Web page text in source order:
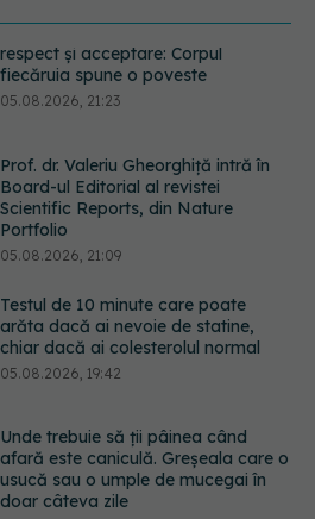
Prof. dr. Valeriu Gheorghiță intră în
Board-ul Editorial al revistei
05.08.2026, 21:09
Testul de 10 minute care poate
chiar dacă ai colesterolul normal
Unde trebuie să ții pâinea când
afară este caniculă. Greșeala care o
05.08.2026, 18:33
Primele 5 semne ale bolii Parkinson